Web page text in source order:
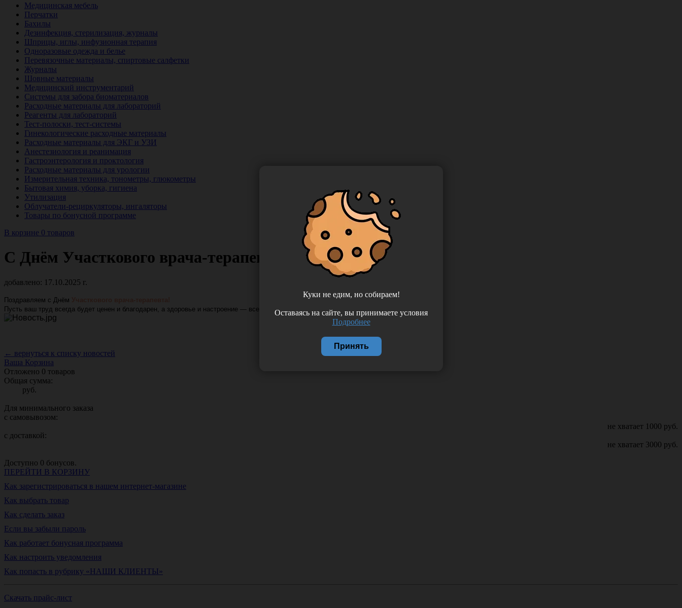
Медицинская мебель
Перчатки
Бахилы
Дезинфекция, стерилизация, журналы
Шприцы, иглы, инфузионная терапия
Одноразовые одежда и белье
Перевязочные материалы, спиртовые салфетки
Журналы
Шовные материалы
Медицинский инструментарий
Системы для забора биоматериалов
Расходные материалы для лабораторий
Реагенты для лабораторий
Тест-полоски, тест-системы
Гинекологические расходные материалы
Расходные материалы для ЭКГ и УЗИ
Анестезиология и реанимация
Гастроэнтерология и проктология
Расходные материалы для урологии
Измерительная техника, тонометры, глюкометры
Бытовая химия, уборка, гигиена
Утилизация
Облучатели-рециркуляторы, ингаляторы
Товары по бонусной программе
В корзине 0 товаров
С Днём Участкового врача-терапевта!
добавлено: 17.10.2025 г.
Поздравляем с Днём
Пусть ваш труд всегда будет ценен и благодарен, а здоровье и настроение — всегда на высоте!
← вернуться к списку новостей
Ваша Корзина
Отложено 0 товаров
Общая сумма:
руб.
Для минимального заказа
с самовывозом:
не хватает 1000 руб.
с доставкой:
не хватает 3000 руб.
Доступно 0 бонусов.
ПЕРЕЙТИ В КОРЗИНУ
Как зарегистрироваться в нашем интернет-магазине
Как выбрать товар
Как сделать заказ
Если вы забыли пароль
Как работает бонусная программа
Как настроить уведомления
Как попасть в рубрику «НАШИ КЛИЕНТЫ»
Скачать прайс-лист
Куки не едим, но собираем!
Оставаясь на сайте, вы принимаете условия
Подробнее
Принять